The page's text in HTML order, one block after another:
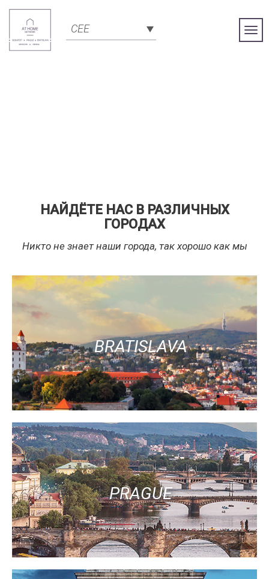
CEE
НАЙДЁТЕ НАС В РАЗЛИЧНЫХ
ГОРОДАХ
Никто не знает наши города, так хорошо как мы
BRATISLAVA
PRAGUE